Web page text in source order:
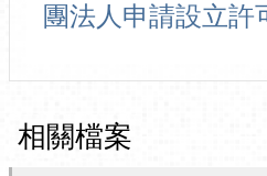
團法人申請設立許
相關檔案